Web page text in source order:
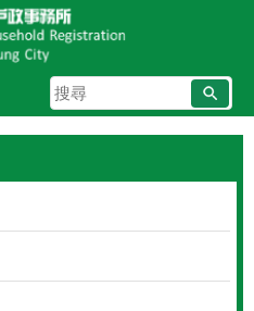
搜
尋